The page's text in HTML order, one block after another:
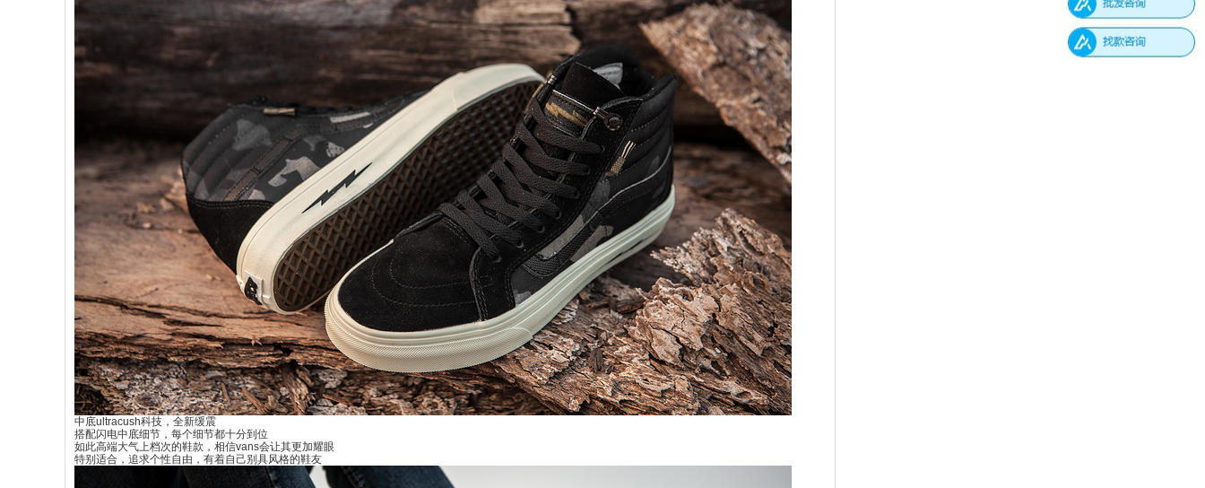
中底ultracush科技，全新缓震
搭配闪电中底细节，每个细节都十分到位
如此高端大气上档次的鞋款，相信vans会让其更加耀眼
特别适合，追求个性自由，有着自己别具风格的鞋友